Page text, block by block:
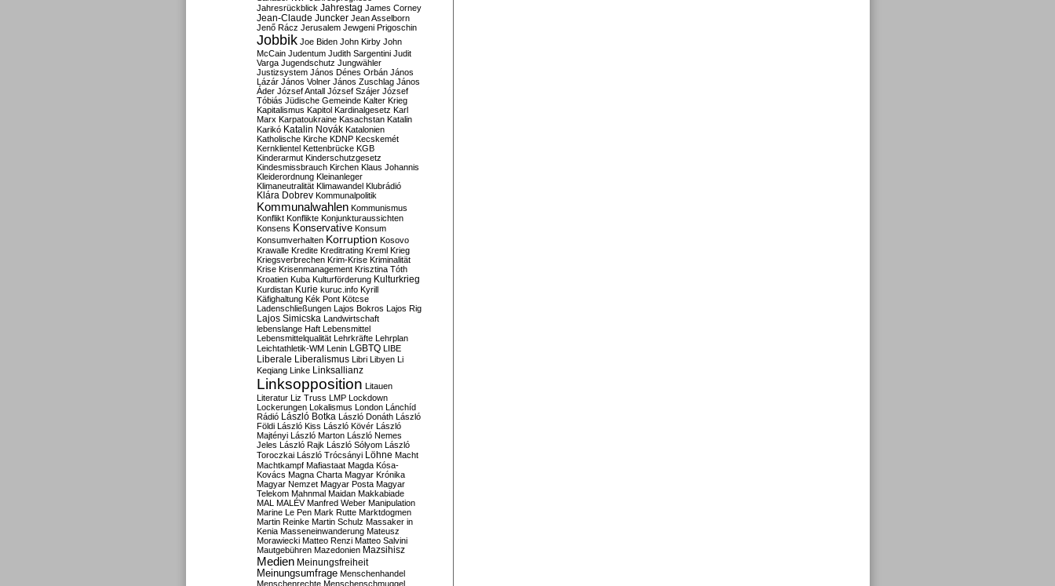
Jahresrückblick Jahrestag James Corney
Jean-Claude Juncker Jean Asselborn
Jenő Rácz Jerusalem Jewgeni Prigoschin
Jobbik Joe Biden John Kirby John
McCain Judentum Judith Sargentini Judit
Varga Jugendschutz Jungwähler
Justizsystem János Dénes Orbán János
Lázár János Volner János Zuschlag János
Áder József Antall József Szájer József
Tóbiás Jüdische Gemeinde Kalter Krieg
Kapitalismus Kapitol Kardinalgesetz Karl
Marx Karpatoukraine Kasachstan Katalin
Karikó Katalin Novák Katalonien
Katholische Kirche KDNP Kecskemét
Kernklientel Kettenbrücke KGB
Kinderarmut Kinderschutzgesetz
Kindesmissbrauch Kirchen Klaus Johannis
Kleiderordnung Kleinanleger
Klimaneutralität Klimawandel Klubrádió
Klára Dobrev Kommunalpolitik
Kommunalwahlen Kommunismus
Konflikt Konflikte Konjunkturaussichten
Konsens Konservative Konsum
Konsumverhalten Korruption Kosovo
Krawalle Kredite Kreditrating Kreml Krieg
Kriegsverbrechen Krim-Krise Kriminalität
Krise Krisenmanagement Krisztina Tóth
Kroatien Kuba Kulturförderung Kulturkrieg
Kurdistan Kurie kuruc.info Kyrill
Käfighaltung Kék Pont Kötcse
Ladenschließungen Lajos Bokros Lajos Rig
Lajos Simicska Landwirtschaft
lebenslange Haft Lebensmittel
Lebensmittelqualität Lehrkräfte Lehrplan
Leichtathletik-WM Lenin LGBTQ LIBE
Liberale Liberalismus Libri Libyen Li
Keqiang Linke Linksallianz
Linksopposition Litauen
Literatur Liz Truss LMP Lockdown
Lockerungen Lokalismus London Lánchíd
Rádió
László Botka László Donáth László
Földi László Kiss László Kövér László
Majtényi László Marton László Nemes
Jeles László Rajk László Sólyom László
Toroczkai László Trócsányi Löhne Macht
Machtkampf Mafiastaat Magda Kósa-
Kovács Magna Charta Magyar Krónika
Magyar Nemzet Magyar Posta Magyar
Telekom Mahnmal Maidan Makkabiade
MAL MALÉV Manfred Weber Manipulation
Marine Le Pen Mark Rutte Marktdogmen
Martin Reinke Martin Schulz Massaker in
Kenia Masseneinwanderung Mateusz
Morawiecki Matteo Renzi Matteo Salvini
Mautgebühren Mazedonien Mazsihisz
Medien Meinungsfreiheit
Meinungsumfrage Menschenhandel
Menschenrechte Menschenschmuggel